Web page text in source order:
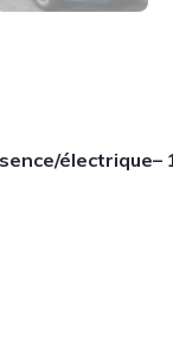
électrique–